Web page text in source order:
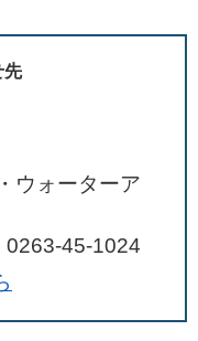
先
ウォーターア
0263-45-1024